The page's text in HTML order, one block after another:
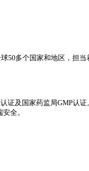
50多个国家和地区，担
证及国家药监局GMP认
全。